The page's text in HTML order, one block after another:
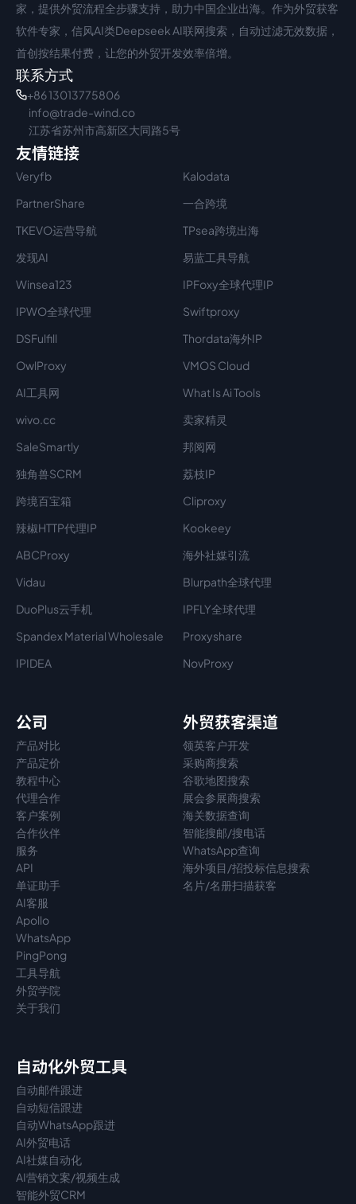
家，提供外贸流程全步骤支持，助力中国企业出海。作为外贸获客
软件专家，信风AI类Deepseek AI联网搜索，自动过滤无效数据，
首创按结果付费，让您的外贸开发效率倍增。
联系方式
+86 13013775806
info@trade-wind.co
江苏省苏州市高新区大同路5号
友情链接
Veryfb
Kalodata
PartnerShare
一合跨境
TKEVO运营导航
TPsea跨境出海
发现AI
易蓝工具导航
Winsea123
IPFoxy全球代理IP
IPWO全球代理
Swiftproxy
DSFulfill
Thordata海外IP
OwlProxy
VMOS Cloud
AI工具网
What Is Ai Tools
wivo.cc
卖家精灵
SaleSmartly
邦阅网
独角兽SCRM
荔枝IP
跨境百宝箱
Cliproxy
辣椒HTTP代理IP
Kookeey
ABCProxy
海外社媒引流
Vidau
Blurpath全球代理
DuoPlus云手机
IPFLY全球代理
Spandex Material Wholesale​
Proxyshare
IPIDEA
NovProxy
公司
产品对比
产品定价
教程中心
代理合作
客户案例
合作伙伴
服务
API
单证助手
AI客服
Apollo
WhatsApp
PingPong
工具导航
外贸学院
关于我们
外贸获客渠道
领英客户开发
采购商搜索
谷歌地图搜索
展会参展商搜索
海关数据查询
智能搜邮/搜电话
WhatsApp查询
海外项目/招投标信息搜索
名片/名册扫描获客
自动化外贸工具
自动邮件跟进
自动短信跟进
自动WhatsApp跟进
AI外贸电话
AI社媒自动化
AI营销文案/视频生成
智能外贸CRM